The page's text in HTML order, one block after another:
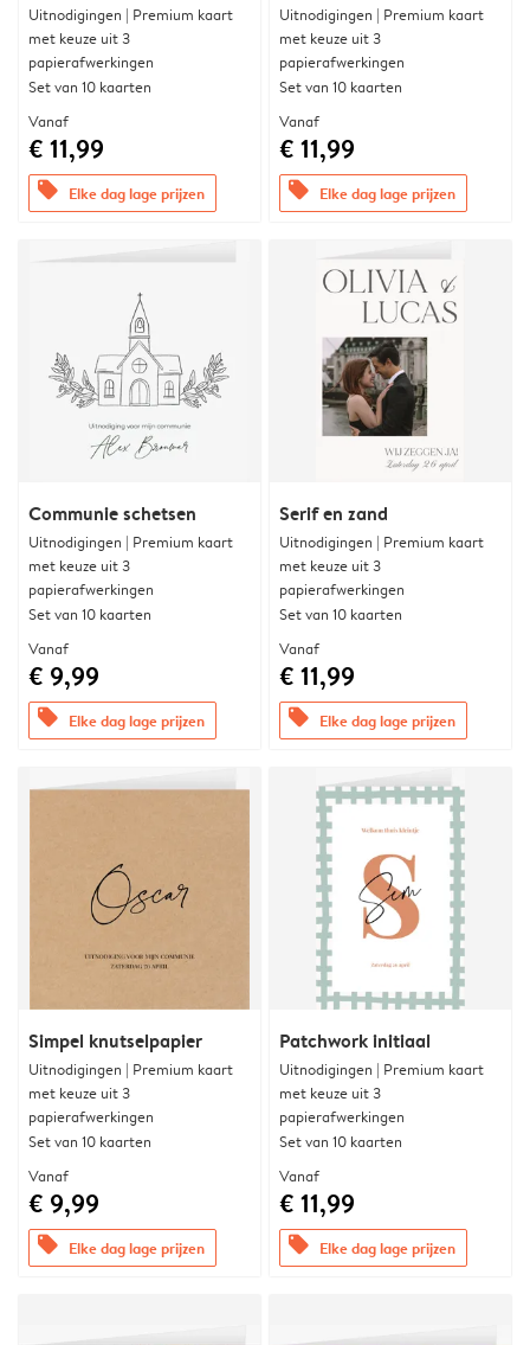
Uitnodigingen | Premium kaart
met keuze uit 3
papierafwerkingen
Set van 10 kaarten
Vanaf
€ 11,99
offers Elke dag lage prijzen
Uitnodigingen | Premium kaart
met keuze uit 3
papierafwerkingen
Set van 10 kaarten
Vanaf
€ 11,99
offers Elke dag lage prijzen
Communie schetsen
Uitnodigingen | Premium kaart
met keuze uit 3
papierafwerkingen
Set van 10 kaarten
Vanaf
€ 9,99
offers Elke dag lage prijzen
Serif en zand
Uitnodigingen | Premium kaart
met keuze uit 3
papierafwerkingen
Set van 10 kaarten
Vanaf
€ 11,99
offers Elke dag lage prijzen
Simpel knutselpapier
Uitnodigingen | Premium kaart
met keuze uit 3
papierafwerkingen
Set van 10 kaarten
Vanaf
€ 9,99
offers Elke dag lage prijzen
Patchwork initiaal
Uitnodigingen | Premium kaart
met keuze uit 3
papierafwerkingen
Set van 10 kaarten
Vanaf
€ 11,99
offers Elke dag lage prijzen